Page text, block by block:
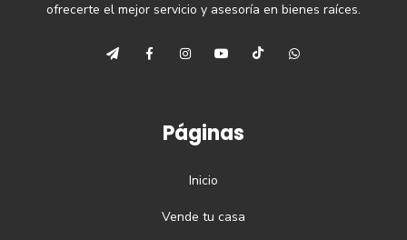
ofrecerte el mejor servicio y asesoría en bienes raíces.
Páginas
Inicio
Vende tu casa